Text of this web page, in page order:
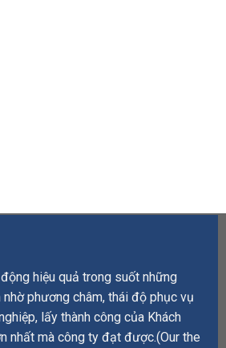
hiệu quả trong suốt những
phương châm, thái độ phục vụ
lấy thành công của Khách
nhất mà công ty đạt được.(Our the